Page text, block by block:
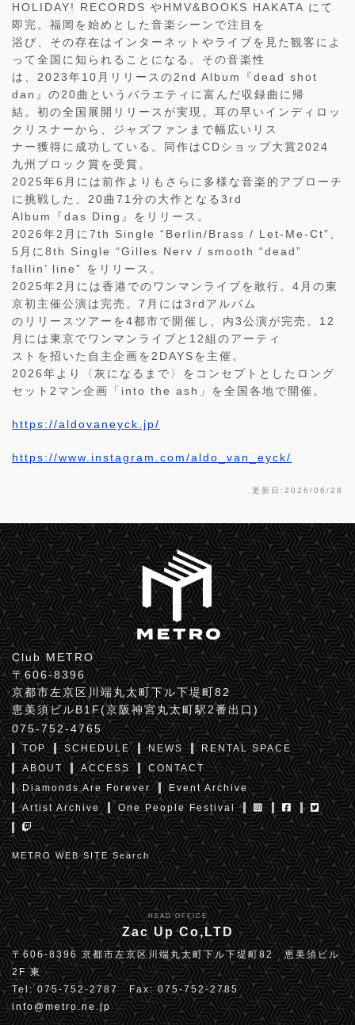
HOLIDAY! RECORDS やHMV&BOOKS HAKATA にて
即完。福岡を始めとした音楽シーンで注目を
浴び、その存在はインターネットやライブを見た観客によ
って全国に知られることになる。その音楽性
は、2023年10月リリースの2nd Album『dead shot
dan』の20曲というバラエティに富んだ収録曲に帰
結。初の全国展開リリースが実現。耳の早いインディロッ
クリスナーから、ジャズファンまで幅広いリス
ナー獲得に成功している。同作はCDショップ大賞2024
九州ブロック賞を受賞。
2025年6月には前作よりもさらに多様な音楽的アプローチ
に挑戦した、20曲71分の大作となる3rd
Album『das Ding』をリリース。
2026年2月に7th Single “Berlin/Brass / Let-Me-Ct”、
5月に8th Single “Gilles Nerv / smooth “dead”
fallin’ line” をリリース。
2025年2月には香港でのワンマンライブを敢行。4月の東
京初主催公演は完売。7月には3rdアルバム
のリリースツアーを4都市で開催し、内3公演が完売。12
月には東京でワンマンライブと12組のアーティ
ストを招いた自主企画を2DAYSを主催。
2026年より〈灰になるまで〉をコンセプトとしたロング
セット2マン企画「into the ash」を全国各地で開催。
https://aldovaneyck.jp/
https://www.instagram.com/aldo_van_eyck/
更新日:2026/06/28
Club METRO
〒606-8396
京都市左京区川端丸太町下ル下堤町82
恵美須ビルB1F(京阪神宮丸太町駅2番出口)
075-752-4765
TOP SCHEDULE NEWS
RENTAL SPACE
ABOUT
ACCESS
CONTACT
Diamonds Are Forever
Event Archive
Artist Archive
One People Festival
METRO WEB SITE Search
HEAD OFFICE
Zac Up Co,LTD
〒606-8396 京都市左京区川端丸太町下ル下堤町82 恵美須ビル
2F 東
Tel: 075-752-2787 Fax: 075-752-2785
info@metro.ne.jp